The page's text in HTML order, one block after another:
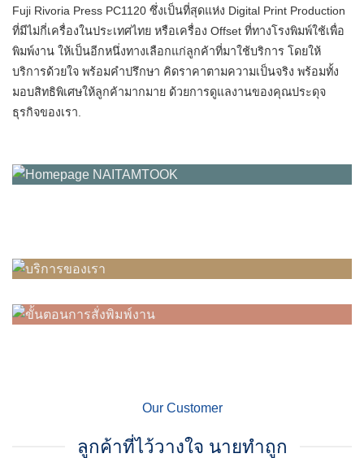
Fuji Rivoria Press PC1120 ซึ่งเป็นที่สุดแห่ง Digital Print Production
ที่มีไม่กี่เครื่องในประเทศไทย หรือเครื่อง Offset ที่ทางโรงพิมพ์ใช้เพื่อ
พิมพ์งาน ให้เป็นอีกหนึ่งทางเลือกแก่ลูกค้าที่มาใช้บริการ โดยให้
บริการด้วยใจ พร้อมคำปรึกษา คิดราคาตามความเป็นจริง พร้อมทั้ง
มอบสิทธิพิเศษให้ลูกค้ามากมาย ด้วยการดูแลงานของคุณประดุจ
ธุรกิจของเรา.
Our Customer
ลูกค้าที่ไว้วางใจ นายทำถูก